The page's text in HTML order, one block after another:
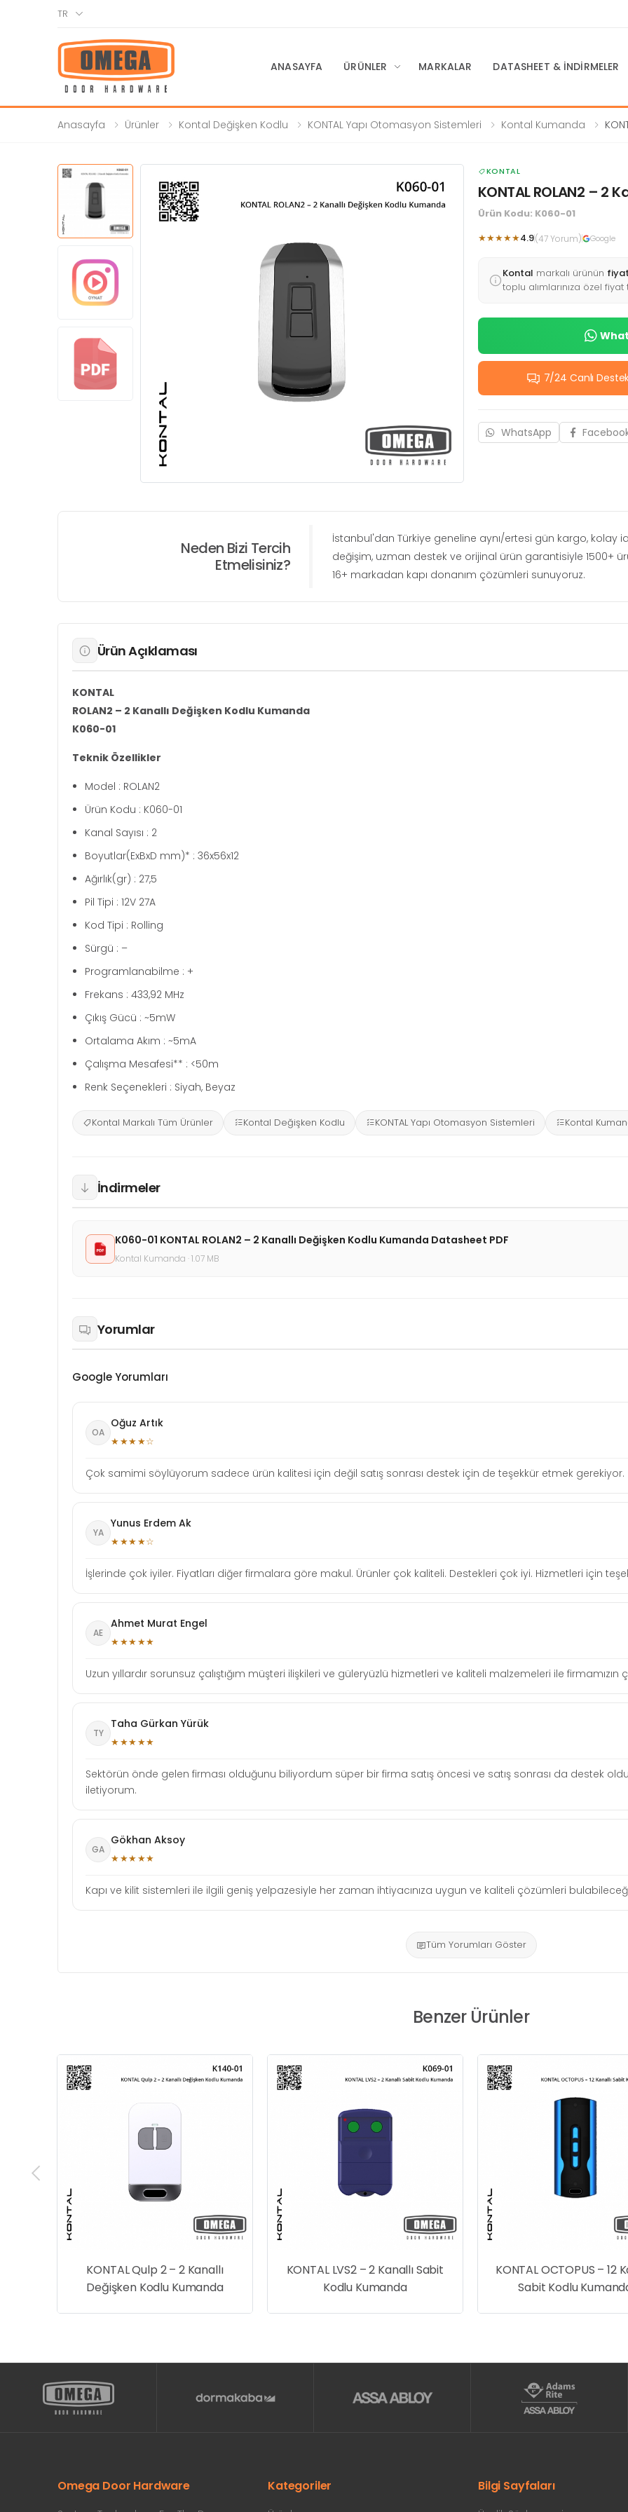
TR
ANASAYFA ÜRÜNLER MARKALAR DATASHEET & İNDIRMELER
Anasayfa Ürünler Kontal Değişken Kodlu KONTAL Yapı Otomasyon Sistemleri Kontal Kumanda
KONTAL
KONTAL ROLAN2 – 2
Ürün Kodu: K060-01
★★★★★4.9(47 Yorum) Google
Kontal markalı ürünün
toplu alımlarınıza özel
7/24 Canlı
WhatsApp
Neden Bizi Tercih
Etmelisiniz?
İstanbul'dan Türkiye geneline aynı/ertesi gün kargo, kolay
değişim, uzman destek ve orijinal ürün garantisiyle 1500+
16+ markadan kapı donanım çözümleri sunuyoruz.
Ürün Açıklaması
KONTAL
ROLAN2 – 2 Kanallı Değişken Kodlu Kumanda
K060-01
Teknik Özellikler
Model : ROLAN2
Ürün Kodu : K060-01
Kanal Sayısı : 2
Boyutlar(ExBxD mm)* : 36x56x12
Ağırlık(gr) : 27,5
Pil Tipi : 12V 27A
Kod Tipi : Rolling
Sürgü : –
Programlanabilme : +
Frekans : 433,92 MHz
Çıkış Gücü : ~5mW
Ortalama Akım : ~5mA
Çalışma Mesafesi** : <50m
Renk Seçenekleri : Siyah, Beyaz
Kontal Markalı Tüm Ürünler Kontal Değişken Kodlu KONTAL Yapı Otomasyon Sistemleri Kontal
İndirmeler
K060-01 KONTAL ROLAN2 – 2 Kanallı Değişken Kodlu Kumanda Datasheet PDF
Kontal Kumanda · 1.07 MB
Yorumlar
Google Yorumları
OA
Oğuz Artık
★★★★☆
Çok samimi söylüyorum sadece ürün kalitesi için değil satış sonrası destek için de teşekkür etmek gerekiyor.
YA
Yunus Erdem Ak
★★★★☆
İşlerinde çok iyiler. Fiyatları diğer firmalara göre makul. Ürünler çok kaliteli. Destekleri çok iyi. Hizmetleri için
AE
Ahmet Murat Engel
★★★★★
Uzun yıllardır sorunsuz çalıştığım müşteri ilişkileri ve güleryüzlü hizmetleri ve kaliteli malzemeleri ile
TY
Taha Gürkan Yürük
★★★★★
Sektörün önde gelen firması olduğunu biliyordum süper bir firma satış öncesi ve satış sonrası da destek
iletiyorum.
GA
Gökhan Aksoy
★★★★★
Kapı ve kilit sistemleri ile ilgili geniş yelpazesiyle her zaman ihtiyacınıza uygun ve kaliteli çözümleri
Tüm Yorumları Göster
Benzer Ürünler
KONTAL Qulp 2 – 2 Kanallı
Değişken Kodlu Kumanda
KONTAL LVS2 – 2 Kanallı Sabit
Kodlu Kumanda
KONTAL OCTOPUS – 12
Sabit Kodlu
Omega Door Hardware Kategoriler Bilgi Sayfaları